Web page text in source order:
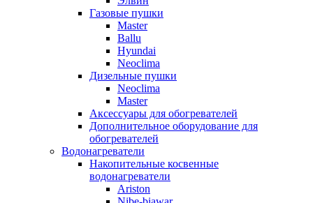
Газовые пушки
Master
Ballu
Hyundai
Neoclima
Дизельные пушки
Neoclima
Master
Аксессуары для обогревателей
Дополнительное оборудование для
обогревателей
Водонагреватели
Накопительные косвенные
водонагреватели
Ariston